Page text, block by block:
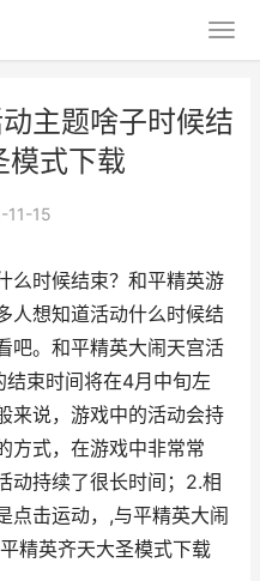
主题啥子时候结
模式下载
11-15
么时候结束？和平精英游
人想知道活动什么时候结
吧。和平精英大闹天宫活
结束时间将在4月中旬左
来说，游戏中的活动会持
方式，在游戏中非常常
动持续了很长时间；2.相
点击运动，,与平精英大闹
精英齐天大圣模式下载